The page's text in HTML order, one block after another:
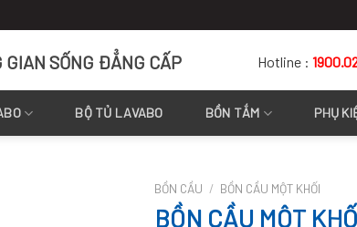
SỐNG ĐẲNG CẤP Hotline :
BỘ TỦ LAVABO BỒN TẮM PHỤ
BỒN CẦU / BỒN CẦU MỘT KHỐI
BỒN CẦU MỘT